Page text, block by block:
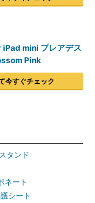
mini プレアデス
Pink
今すぐチェック
スタンド
ネート
シート